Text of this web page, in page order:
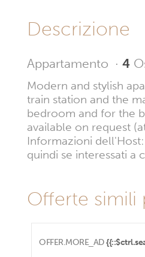
Descrizione
Appartamento · 4
Modern and stylish
train station and the
bedroom and for the
available on request
Informazioni
quindi se interessati
Offerte simili
OFFER.MORE_AD